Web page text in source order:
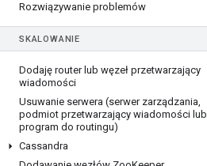
Rozwiązywanie problemów
SKALOWANIE
Dodaję router lub węzeł przetwarzający
wiadomości
Usuwanie serwera (serwer zarządzania,
podmiot przetwarzający wiadomości lub
program do routingu)
Cassandra
We're part of Google
Zdarzenia
Partnerzy
E-booki i transmisje internetowe